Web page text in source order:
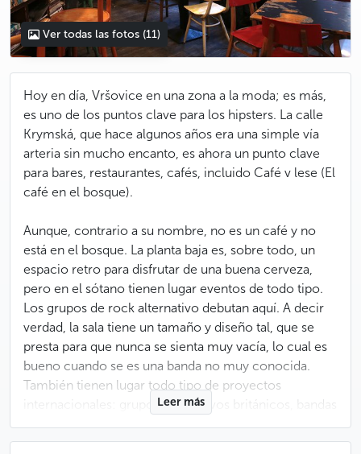
Ver todas las fotos (11)
Hoy en día, Vršovice en una zona a la moda; es más,
es uno de los puntos clave para los hipsters. La calle
Krymská, que hace algunos años era una simple vía
arteria sin mucho encanto, es ahora un punto clave
para bares, restaurantes, cafés, incluido Café v lese (El
café en el bosque).
Aunque, contrario a su nombre, no es un café y no
está en el bosque. La planta baja es, sobre todo, un
espacio retro para disfrutar de una buena cerveza,
pero en el sótano tienen lugar eventos de todo tipo.
Los grupos de rock alternativo debutan aquí. A decir
verdad, la sala tiene un tamaño y diseño tal, que se
presta para que nunca se sienta muy vacía, lo cual es
bueno cuando se es una banda no muy conocida.
También tienen lugar todo tipo de proyectos
internacionales: grupos alternativos británicos, bandas
eslovacas estrambóticas, DJ, proyecciones de
vídeos... Todo aquí tiene el estilo “cabaña en el bosque
Leer más